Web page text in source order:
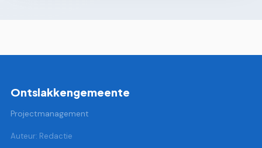
Ontslakkengemeente
Projectmanagement
Auteur: Redactie